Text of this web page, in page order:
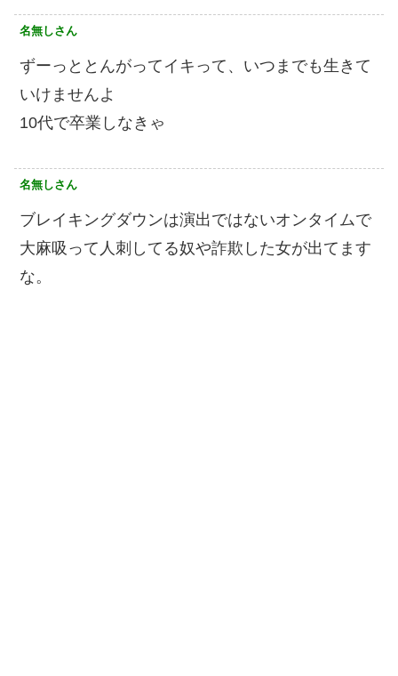
名無しさん
ずーっととんがってイキって、いつまでも生きて
いけませんよ
10代で卒業しなきゃ
名無しさん
ブレイキングダウンは演出ではないオンタイムで
大麻吸って人刺してる奴や詐欺した女が出てます
な。